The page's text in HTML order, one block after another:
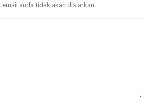
anda tidak akan disiarkan.